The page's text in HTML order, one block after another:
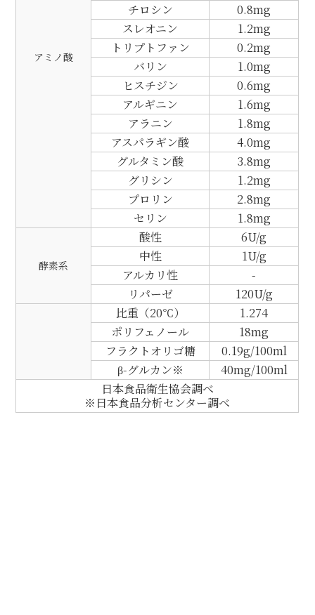
アミノ酸
チロシン
0.8mg
スレオニン
1.2mg
トリプトファン
0.2mg
バリン
1.0mg
ヒスチジン
0.6mg
アルギニン
1.6mg
アラニン
1.8mg
アスパラギン酸
4.0mg
グルタミン酸
3.8mg
グリシン
1.2mg
プロリン
2.8mg
セリン
1.8mg
酵素系
酸性
6U/g
中性
1U/g
アルカリ性
-
リパーゼ
120U/g
比重（20℃）
1.274
ポリフェノール
18mg
フラクトオリゴ糖
0.19g/100ml
β-グルカン※
40mg/100ml
日本食品衛生協会調べ
※日本食品分析センター調べ